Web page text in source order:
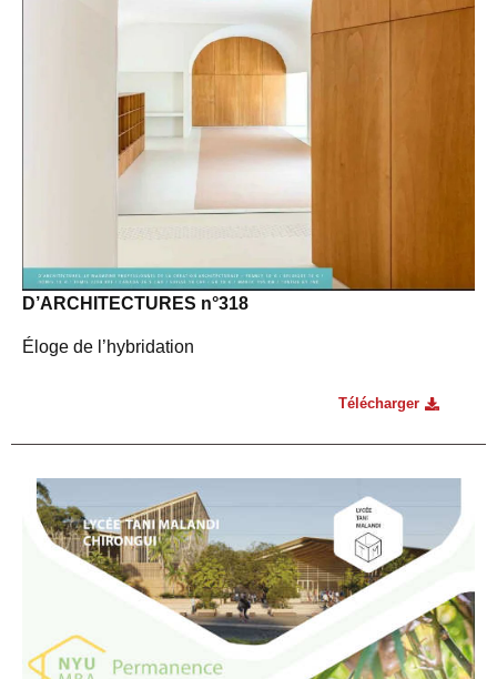
D’ARCHITECTURES n°318
Éloge de l’hybridation
Télécharger